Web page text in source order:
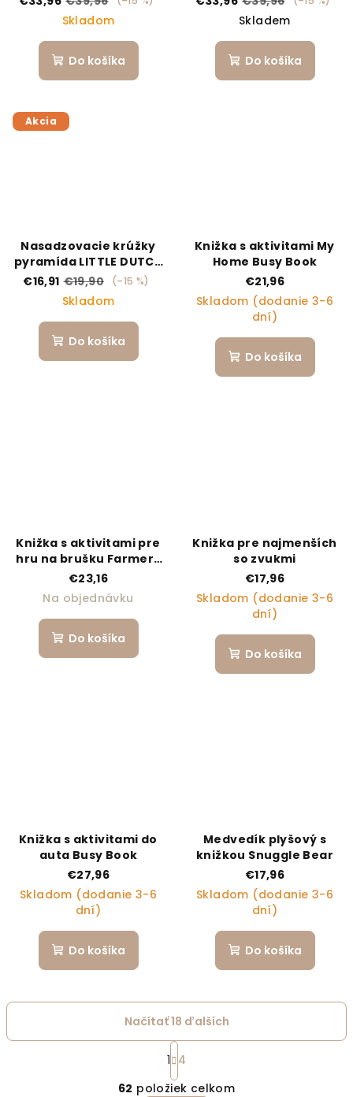
Skladom
Do košíka
Skladem
Do košíka
Akcia
Nasadzovacie krúžky
pyramída LITTLE DUTCH
- Pure&Nature
€16,91 €19,90 (–15 %)
Skladom
Do košíka
Knižka s aktivitami My
Home Busy Book
€21,96
Skladom (dodanie 3-6
dní)
Do košíka
Knižka s aktivitami pre
hru na brušku Farmers
Funday
€23,16
Na objednávku
Do košíka
Knižka pre najmenších
so zvukmi
€17,96
Skladom (dodanie 3-6
dní)
Do košíka
Knižka s aktivitami do
auta Busy Book
€27,96
Skladom (dodanie 3-6
dní)
Do košíka
Medvedík plyšový s
knižkou Snuggle Bear
€17,96
Skladom (dodanie 3-6
dní)
Do košíka
Ovládacie prvky
Načítať 18 ďalších
Stránkovanie
1 4
62 položiek celkom